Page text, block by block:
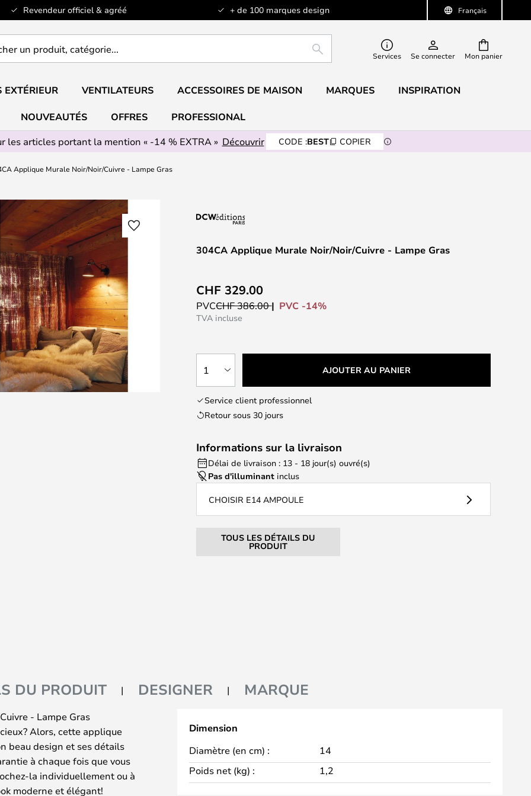
Français
Revendeur officiel & agréé + de 100 marques design
Mon panier
RECHERCHERServices Se connecter
EXTÉRIEUR VENTILATEURS ACCESSOIRES DE MAISON MARQUES INSPIRATION
NOUVEAUTÉS OFFRES
PROFESSIONAL
les articles portant la mention « -14 % EXTRA » Découvrir CODE :BEST COPIER
Applique Murale Noir/Noir/Cuivre - Lampe Gras
304CA Applique Murale Noir/Noir/Cuivre - Lampe Gras
CHF 329.00
PVCCHF 386.00 PVC -14%
TVA incluse
1 AJOUTER AU PANIER
Service client professionnel
Retour sous 30 jours
Informations sur la livraison
Délai de livraison : 13 - 18 jour(s) ouvré(s)
Pas d'illuminant inclus
CHOISIR E14 AMPOULE
TOUS LES DÉTAILS DU
PRODUIT
DU PRODUIT DESIGNER MARQUE
- Lampe Gras
Alors, cette applique
beau design et ses détails
à chaque fois que vous
la individuellement ou à
moderne et élégant!
Dimension
Diamètre (en cm) :
14
Poids net (kg) :
1,2